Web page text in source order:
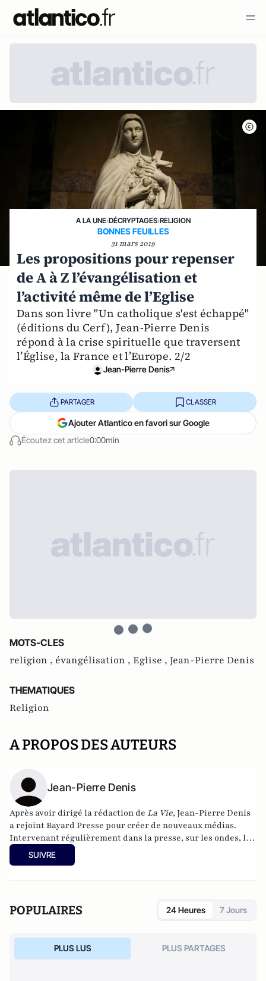
A LA UNE›DÉCRYPTAGES›RELIGION
BONNES FEUILLES
31 mars 2019
Les propositions pour repenser
de A à Z l’évangélisation et
l’activité même de l’Eglise
Dans son livre "Un catholique s'est échappé"
(éditions du Cerf), Jean-Pierre Denis
répond à la crise spirituelle que traversent
l’Église, la France et l’Europe. 2/2
Jean-Pierre Denis
Écoutez cet article0:00min
PARTAGER CLASSER
Ajouter Atlantico en favori sur Google
MOTS-CLES
religion , évangélisation , Eglise , Jean-Pierre Denis
THEMATIQUES
Religion
A PROPOS DES AUTEURS
Jean-Pierre Denis
Après avoir dirigé la rédaction de La Vie, Jean-Pierre Denis
a rejoint Bayard Presse pour créer de nouveaux médias.
Intervenant régulièrement dans la presse, sur les ondes, les
écrans et les réseaux sociaux, il est l'auteur de livres
remarqués dont, récemment au Cerf,
SUIVRE
POPULAIRES 24 Heures 7 Jours
PLUS LUS PLUS PARTAGES